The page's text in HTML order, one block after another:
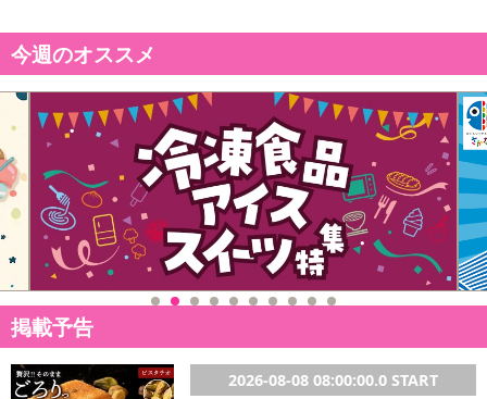
今週のオススメ
掲載予告
2026-08-08 08:00:00.0 START